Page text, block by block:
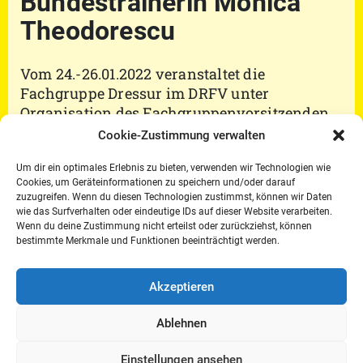
Cookie-Zustimmung verwalten
Um dir ein optimales Erlebnis zu bieten, verwenden wir Technologien wie
Cookies, um Geräteinformationen zu speichern und/oder darauf
zuzugreifen. Wenn du diesen Technologien zustimmst, können wir Daten
wie das Surfverhalten oder eindeutige IDs auf dieser Website verarbeiten.
Wenn du deine Zustimmung nicht erteilst oder zurückziehst, können
bestimmte Merkmale und Funktionen beeinträchtigt werden.
Akzeptieren
Ablehnen
Einstellungen ansehen
Theodorescu
Vom 24.-26.01.2022 veranstaltet die
Fachgruppe Dressur im DRFV unter
Organisation des Fachgruppenvorsitzenden
Wolfgang Egbers, einen Dressurlehrgang mit
DOKR in Warendorf.
Einladung:Einladung Lehrgang Monica